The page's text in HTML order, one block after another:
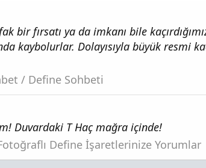
fırsatı ya da imkanı bile
kaybolurlar. Dolayısıyla büyük resmi
/ Define Sohbeti
Duvardaki T Haç mağra içinde!
Define İşaretlerinize Yorumlar